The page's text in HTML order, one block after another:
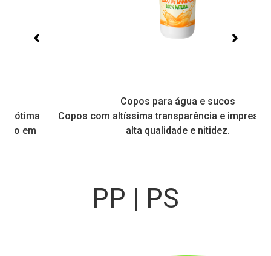
Copos para água e sucos
Copos com altíssima transparência e impressão com
alta qualidade e nitidez.
PP | PS